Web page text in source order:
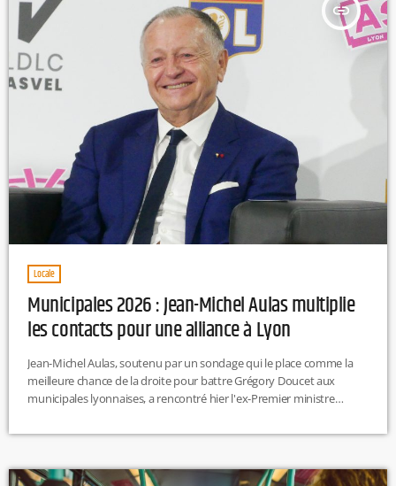
insert_link
Locale
Municipales 2026 : Jean-Michel Aulas multiplie
les contacts pour une alliance à Lyon
Jean-Michel Aulas, soutenu par un sondage qui le place comme la
meilleure chance de la droite pour battre Grégory Doucet aux
municipales lyonnaises, a rencontré hier l'ex-Premier ministre
l'OL multiplie les contacts en vue d'une possible alliance. À droite,
capable de déloger l'actuel maire. EP